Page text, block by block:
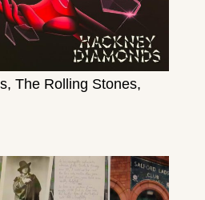
The Rolling Stones,